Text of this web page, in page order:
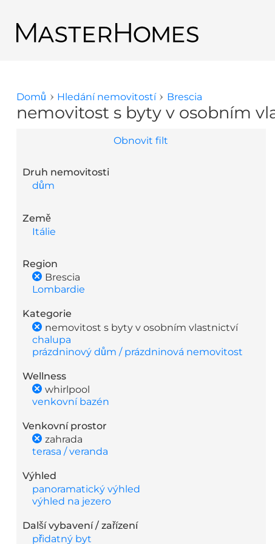
Zpět na výsledky hledání
Jste zde
Domů Hledání nemovitostí Brescia
nemovitost s byty v osobním
Obnovit filt
Druh nemovitosti
dům
Země
Itálie
Region
Brescia
Lombardie
Kategorie
nemovitost s byty v osobním vlastnictví
chalupa
prázdninový dům / prázdninová nemovitost
Wellness
whirlpool
venkovní bazén
Venkovní prostor
zahrada
terasa / veranda
Výhled
panoramatický výhled
výhled na jezero
Další vybavení / zařízení
přidatný byt